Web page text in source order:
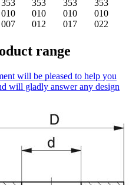
353
010
007
353
010
012
353
010
017
353
010
022
range
will be pleased to help you
will gladly answer any design